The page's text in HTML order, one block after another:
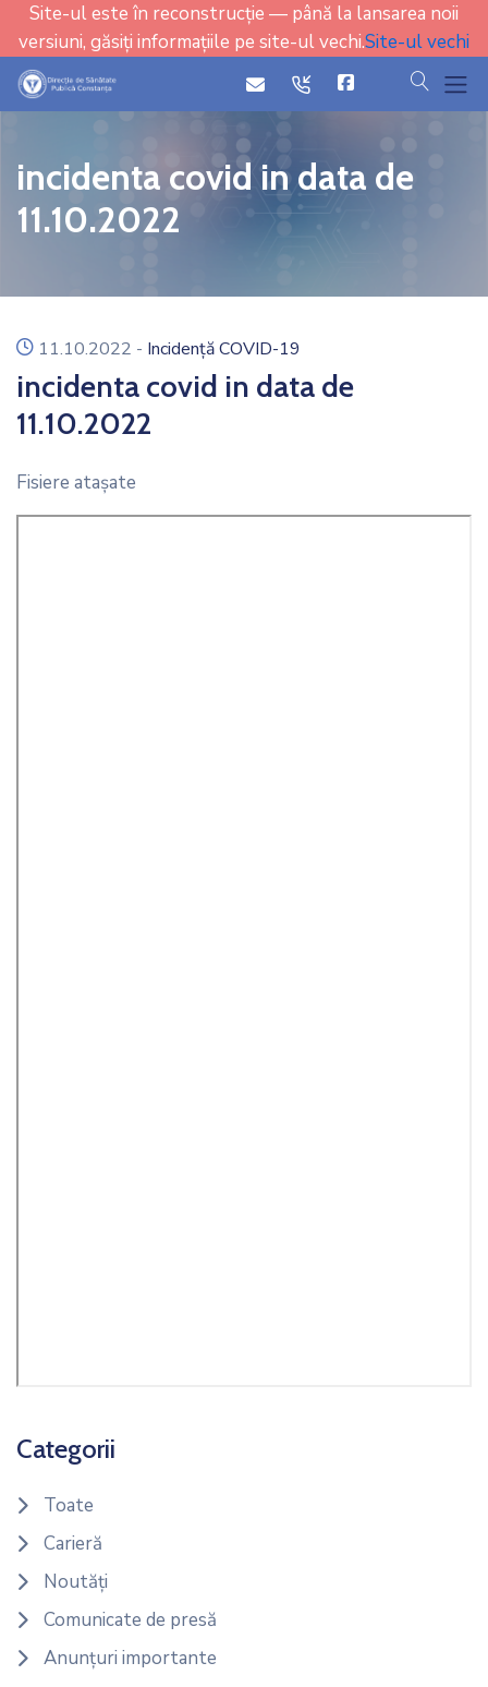
Site-ul este în reconstrucție — până la lansarea noii
versiuni, găsiți informațiile pe site-ul vechi.Site-ul vechi
iconicon cauta
incidenta covid in data de
11.10.2022
icon
11.10.2022 - Incidență COVID-19
incidenta covid in data de
11.10.2022
Fisiere ataşate
Categorii
Toate
Carieră
Noutăți
Comunicate de presă
Anunțuri importante